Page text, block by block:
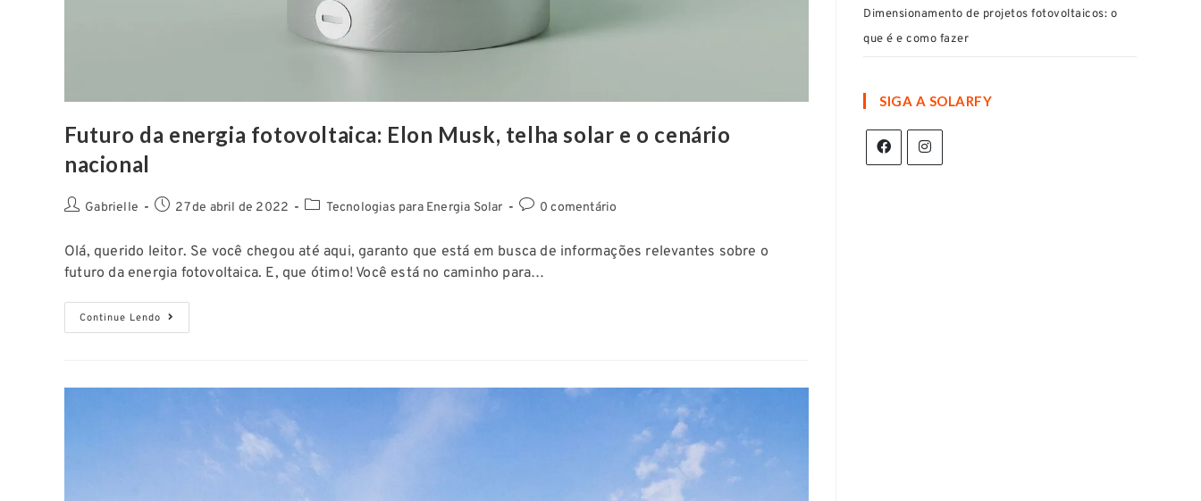
Futuro da energia fotovoltaica: Elon Musk, telha solar e o cenário
nacional
Gabrielle 27 de abril de 2022 Tecnologias para Energia Solar 0 comentário
Olá, querido leitor. Se você chegou até aqui, garanto que está em busca de informações relevantes sobre o
futuro da energia fotovoltaica. E, que ótimo! Você está no caminho para…
Continue Lendo
Dimensionamento de projetos fotovoltaicos: o
que é e como fazer
SIGA A SOLARFY